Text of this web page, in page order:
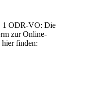
1 ODR-VO: Die
zur Online-
hier finden: